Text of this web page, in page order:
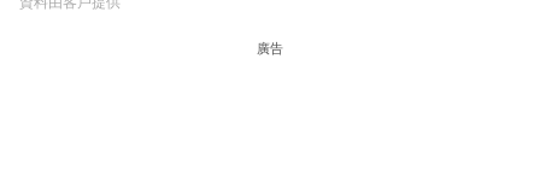
廣告